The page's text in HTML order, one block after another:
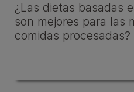
¿Las dietas basadas
son mejores para las
comidas procesadas?